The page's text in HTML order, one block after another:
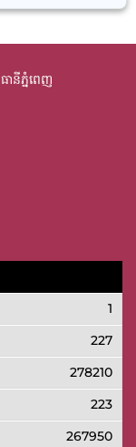
ានីភ្នំពេញ
1
227
278210
223
267950